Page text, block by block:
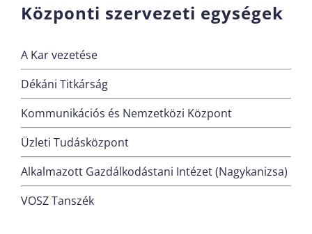
Központi szervezeti egységek
A Kar vezetése
Dékáni Titkárság
Kommunikációs és Nemzetközi Központ
Üzleti Tudásközpont
Alkalmazott Gazdálkodástani Intézet (Nagykanizsa)
VOSZ Tanszék